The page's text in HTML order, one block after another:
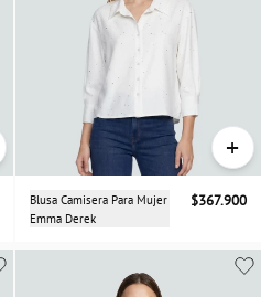
+
Blusa Camisera Para Mujer
Emma Derek
$367.900